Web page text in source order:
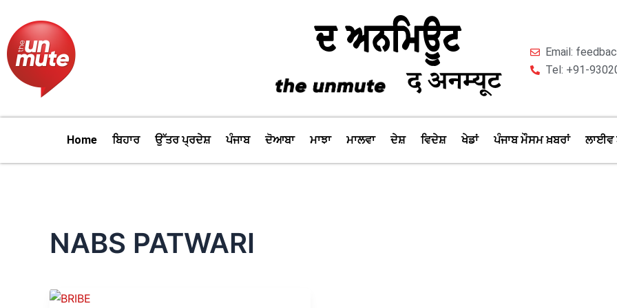
content
Email:
Tel: +91-
Home ਬਿਹਾਰ ਉੱਤਰ ਪ੍ਰਦੇਸ਼ ਪੰਜਾਬ ਦੋਆਬਾ ਮਾਝਾ ਮਾਲਵਾ ਦੇਸ਼ ਵਿਦੇਸ਼ ਖੇਡਾਂ ਪੰਜਾਬ ਮੌਸਮ ਖ਼ਬਰਾਂ ਲਾਈਵ
NABS PATWARI